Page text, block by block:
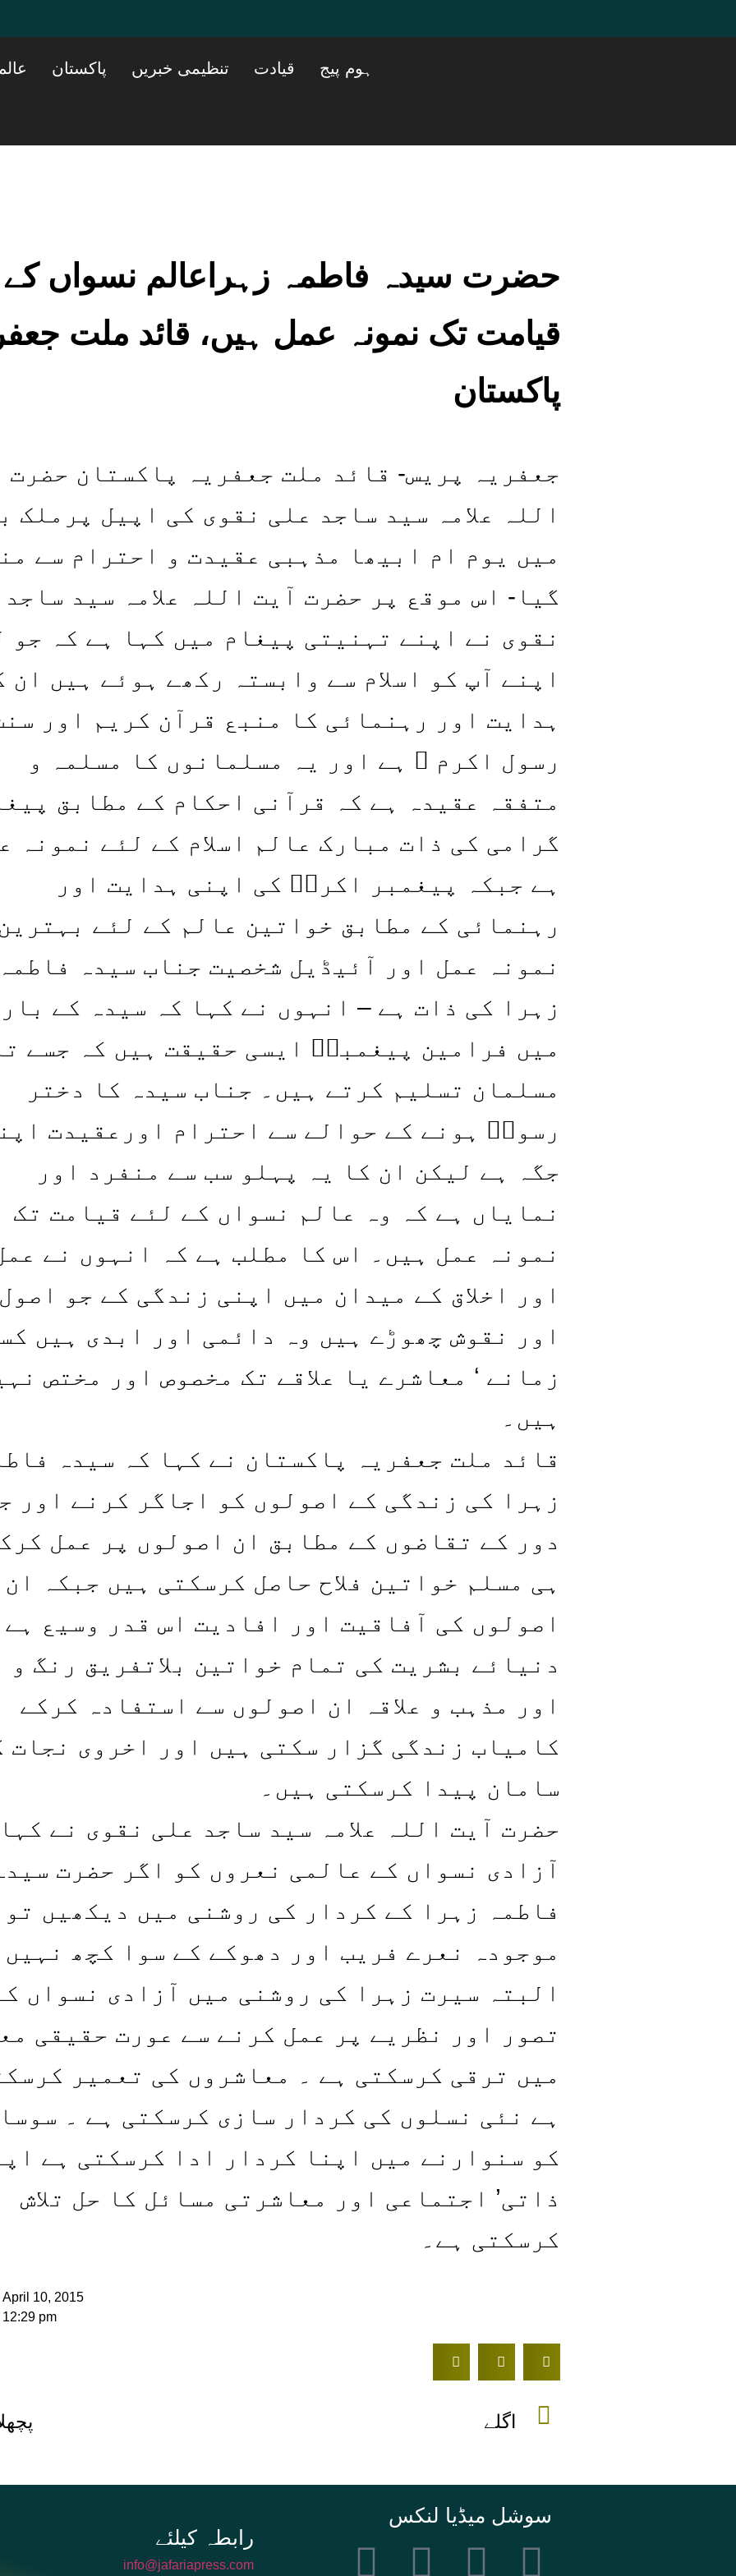
ہوم پیج قیادت تنظیمی خبریں پاکستان
حضرت سیدہ فاطمہ زہراعالم نسواں کے
قیامت تک نمونہ عمل ہیں، قائد ملت
پاکستان
جعفریہ پریس- قائد ملت جعفریہ پاکستان حضرت
اللہ علامہ سید ساجد علی نقوی کی اپیل پرملک
میں یوم ام ابیھا مذہبی عقیدت و احترام سے
گیا- اس موقع پر حضرت آیت اللہ علامہ سید
نقوی نے اپنے تہنیتی پیغام میں کہا ہے کہ جو
اپنے آپ کو اسلام سے وابستہ رکھے ہوئے ہیں ان
ہدایت اور رہنمائی کا منبع قرآن کریم اور
رسول اکرم ۖ ہے اور یہ مسلمانوں کا مسلمہ و
متفقہ عقیدہ ہے کہ قرآنی احکام کے مطابق
گرامی کی ذات مبارک عالم اسلام کے لئے نمونہ
ہے جبکہ پیغمبر اکرمۖ کی اپنی ہدایت اور
رہنمائی کے مطابق خواتین عالم کے لئے بہترین
نمونہ عمل اور آئیڈیل شخصیت جناب سیدہ فاطمہ
زہرا کی ذات ہے – انہوں نے کہا کہ سیدہ کے
میں فرامین پیغمبرۖ ایسی حقیقت ہیں کہ جسے
مسلمان تسلیم کرتے ہیں۔ جناب سیدہ کا دختر
رسولۖ ہونے کے حوالے سے احترام اورعقیدت
جگہ ہے لیکن ان کا یہ پہلو سب سے منفرد اور
نمایاں ہے کہ وہ عالم نسواں کے لئے قیامت تک
نمونہ عمل ہیں۔ اس کا مطلب ہے کہ انہوں نے
اور اخلاق کے میدان میں اپنی زندگی کے جو اصول
اور نقوش چھوڑے ہیں وہ دائمی اور ابدی ہیں
زمانے ‘ معاشرے یا علاقے تک مخصوص اور مختص
ہیں۔
قائد ملت جعفریہ پاکستان نے کہا کہ سیدہ
زہرا کی زندگی کے اصولوں کو اجاگر کرنے اور
دور کے تقاضوں کے مطابق ان اصولوں پر عمل
ہی مسلم خواتین فلاح حاصل کرسکتی ہیں جبکہ ان
اصولوں کی آفاقیت اور افادیت اس قدر وسیع ہے
دنیائے بشریت کی تمام خواتین بلاتفریق رنگ و
اور مذہب و علاقہ ان اصولوں سے استفادہ کرکے
کامیاب زندگی گزار سکتی ہیں اور اخروی نجات
سامان پیدا کرسکتی ہیں۔
حضرت آیت اللہ علامہ سید ساجد علی نقوی نے
آزادی نسواں کے عالمی نعروں کو اگر حضرت
فاطمہ زہرا کے کردار کی روشنی میں دیکھیں تو
موجودہ نعرے فریب اور دھوکے کے سوا کچھ نہیں
البتہ سیرت زہرا کی روشنی میں آزادی نسواں
تصور اور نظریے پر عمل کرنے سے عورت حقیقی
میں ترقی کرسکتی ہے ۔ معاشروں کی تعمیر
ہے نئی نسلوں کی کردار سازی کرسکتی ہے ۔
کو سنوارنے میں اپنا کردار ادا کرسکتی ہے
ذاتی’ اجتماعی اور معاشرتی مسائل کا حل تلاش
کرسکتی ہے۔
April 10, 2015
12:29 pm
اگلے
info@jafariapress.com​
سوشل میڈیا لنکس